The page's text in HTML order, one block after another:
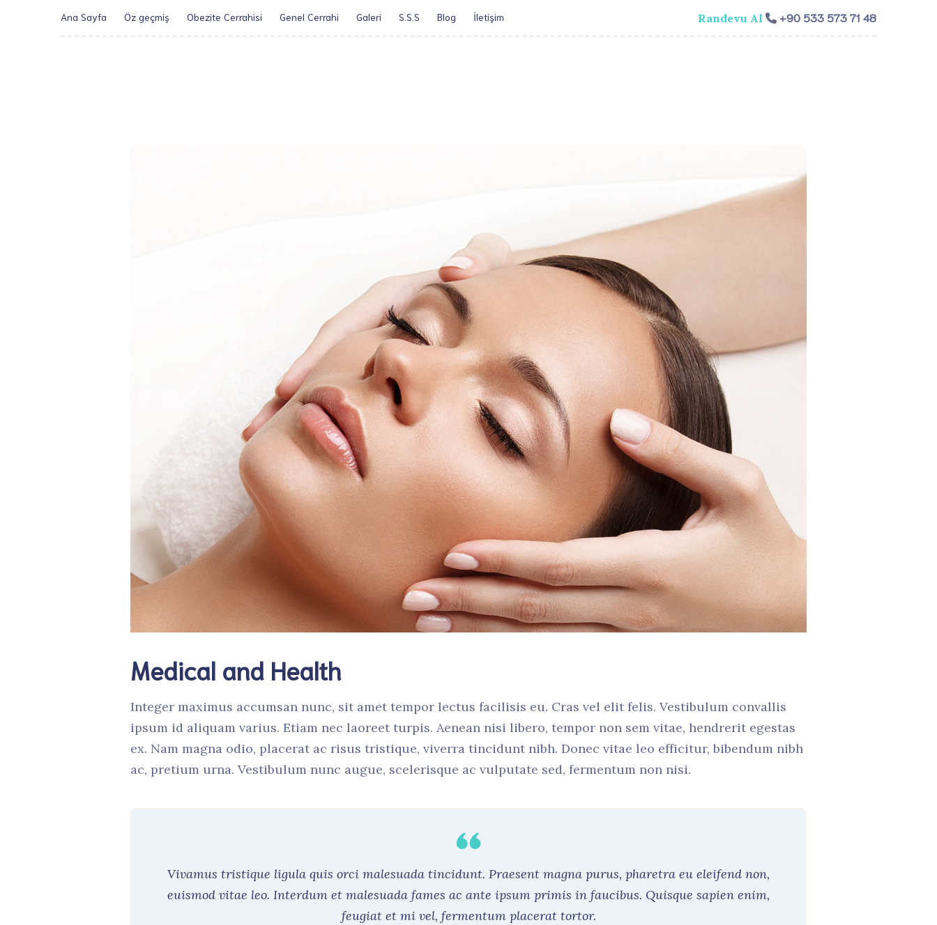
Ana Sayfa Öz geçmiş Obezite Cerrahisi Genel Cerrahi Galeri S.S.S Blog İletişim​ Randevu Al +90 533 573 71 48
Medical and Health
Integer maximus accumsan nunc, sit amet tempor lectus facilisis eu. Cras vel elit felis. Vestibulum convallis
ipsum id aliquam varius. Etiam nec laoreet turpis. Aenean nisi libero, tempor non sem vitae, hendrerit egestas
ex. Nam magna odio, placerat ac risus tristique, viverra tincidunt nibh. Donec vitae leo efficitur, bibendum nibh
ac, pretium urna. Vestibulum nunc augue, scelerisque ac vulputate sed, fermentum non nisi.
Vivamus tristique ligula quis orci malesuada tincidunt. Praesent magna purus, pharetra eu eleifend non,
euismod vitae leo. Interdum et malesuada fames ac ante ipsum primis in faucibus. Quisque sapien enim,
feugiat et mi vel, fermentum placerat tortor.